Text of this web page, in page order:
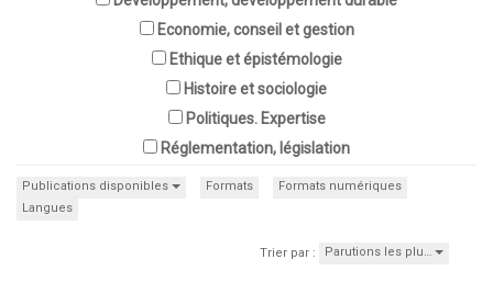
Economie, conseil et gestion
Ethique et épistémologie
Histoire et sociologie
Politiques. Expertise
Réglementation, législation
Publications disponibles Formats
Formats numériques
Langues
Trier par : Parutions les plu…